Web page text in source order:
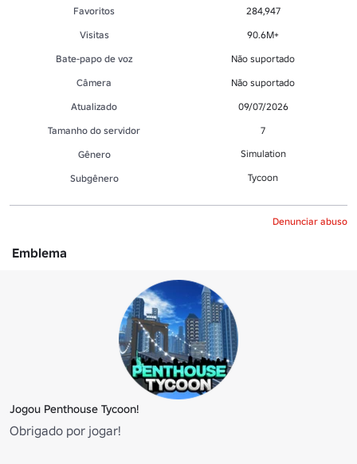
Favoritos
284,947
Visitas
90.6M+
Bate-papo de voz
Não suportado
Câmera
Não suportado
Atualizado
09/07/2026
Tamanho do servidor
7
Gênero
Simulation
Subgênero Tycoon
Denunciar abuso
Emblema
Jogou Penthouse Tycoon!
Obrigado por jogar!